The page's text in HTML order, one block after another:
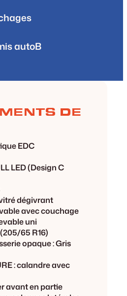
autoB
DE
EDC
LED (Design C
dégivrant
avec couchage
uni
65 R16)
opaque : Gris
: calandre avec
avant en partie